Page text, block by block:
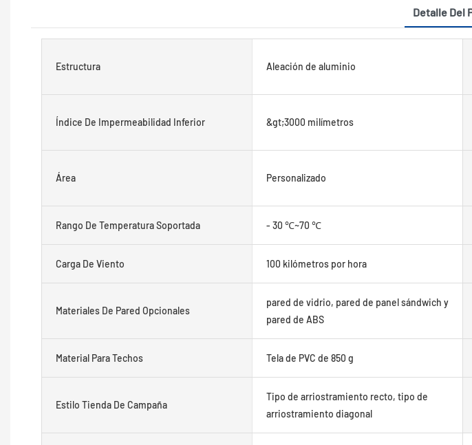
Detalle Del
Estructura Aleación de aluminio
Índice De Impermeabilidad Inferior &gt;3000 milímetros
Área Personalizado
Rango De Temperatura Soportada - 30 ℃~70 ℃
Carga De Viento 100 kilómetros por hora
Materiales De Pared Opcionales
pared de vidrio, pared de panel sándwich y
pared de ABS
Material Para Techos Tela de PVC de 850 g
Estilo Tienda De Campaña
Tipo de arriostramiento recto, tipo de
arriostramiento diagonal